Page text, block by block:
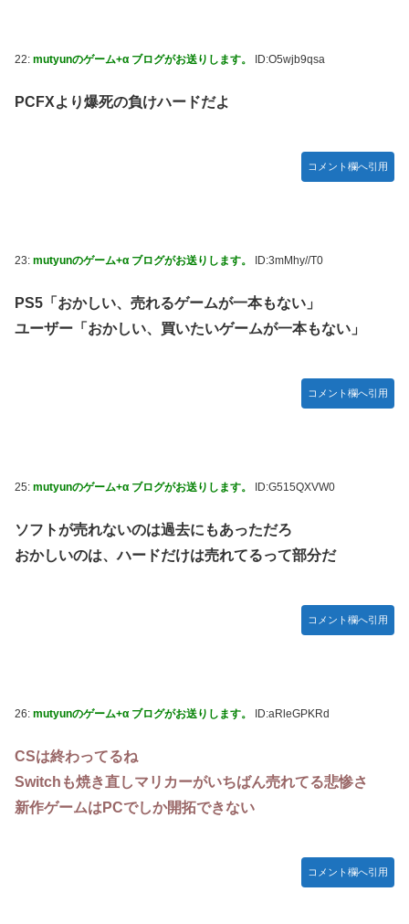
22: mutyunのゲーム+α ブログがお送りします。 ID:O5wjb9qsa
PCFXより爆死の負けハードだよ
コメント欄へ引用
23: mutyunのゲーム+α ブログがお送りします。 ID:3mMhy//T0
PS5「おかしい、売れるゲームが一本もない」
ユーザー「おかしい、買いたいゲームが一本もない」
コメント欄へ引用
25: mutyunのゲーム+α ブログがお送りします。 ID:G515QXVW0
ソフトが売れないのは過去にもあっただろ
おかしいのは、ハードだけは売れてるって部分だ
コメント欄へ引用
26: mutyunのゲーム+α ブログがお送りします。 ID:aRleGPKRd
CSは終わってるね
Switchも焼き直しマリカーがいちばん売れてる悲惨さ
新作ゲームはPCでしか開拓できない
コメント欄へ引用